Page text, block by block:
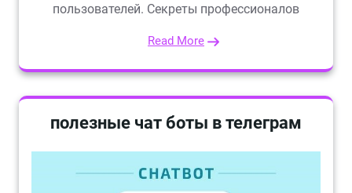
пользователей. Секреты профессионалов
Read More
полезные чат боты в телеграм